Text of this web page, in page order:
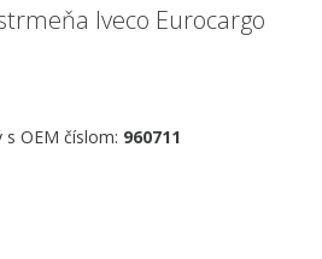
Iveco Eurocargo
OEM číslom: 960711